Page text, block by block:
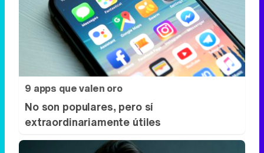
9 apps que valen oro
No son populares, pero sí
extraordinariamente útiles